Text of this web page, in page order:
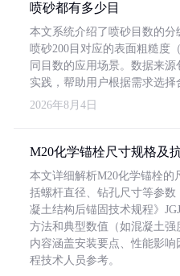
喷砂都有多少目
本文系统介绍了喷砂目数的
喷砂200目对应的表面粗糙度
同目数的应用场景。数据来源
实践，帮助用户根据需求选择
2026年8月4日
M20化学锚栓尺寸规格及
本文详细解析M20化学锚栓的
括螺杆直径、钻孔尺寸等参
凝土结构后锚固技术规程》
方法和典型数值（如混凝土强
内容涵盖安装要点、性能影
程技术人员参考。